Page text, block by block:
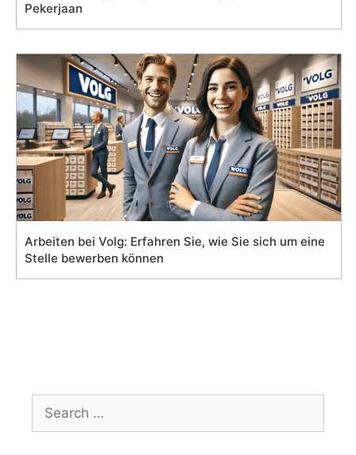
Pekerjaan
Arbeiten bei Volg: Erfahren Sie, wie Sie sich um eine
Stelle bewerben können
Search
for: